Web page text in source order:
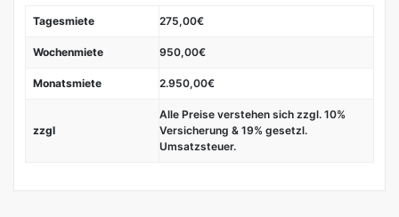
Tagesmiete 275,00€
Wochenmiete 950,00€
Monatsmiete 2.950,00€
zzgl
Alle Preise verstehen sich zzgl. 10%
Versicherung & 19% gesetzl.
Umsatzsteuer.